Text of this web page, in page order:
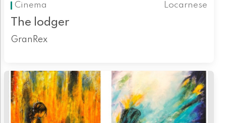
Cinema
Locarnese
The lodger
GranRex